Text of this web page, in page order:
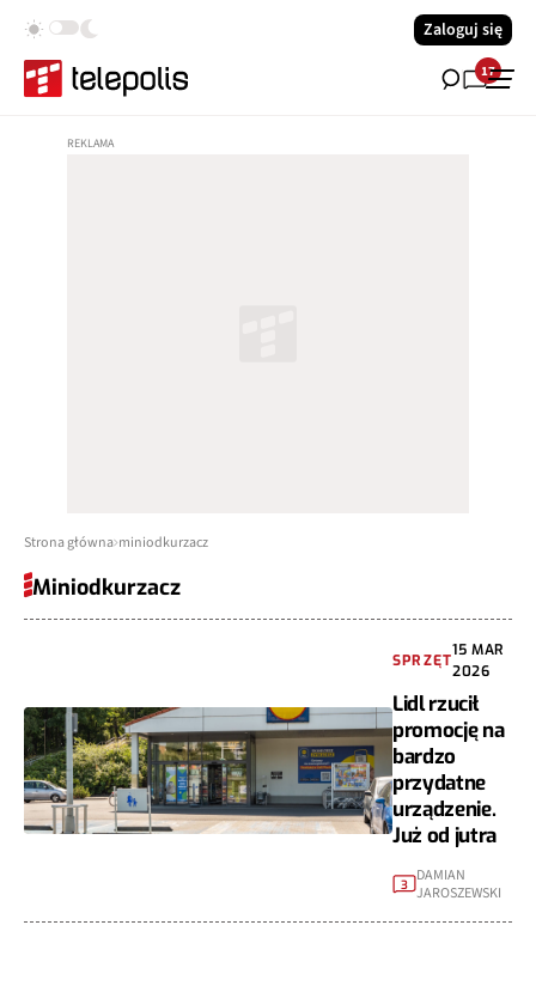
Zaloguj się
17
Strona główna miniodkurzacz
Miniodkurzacz
SPRZĘT
15 MAR
2026
Lidl rzucił
promocję na
bardzo
przydatne
urządzenie.
Już od jutra
3
DAMIAN
JAROSZEWSKI